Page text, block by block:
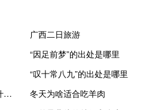
广西二日旅游
“因足前梦”的出处是哪里
“叹十常八九”的出处是哪里
这是评论区不是无人区是什么梗什么梗
冬天为啥适合吃羊肉